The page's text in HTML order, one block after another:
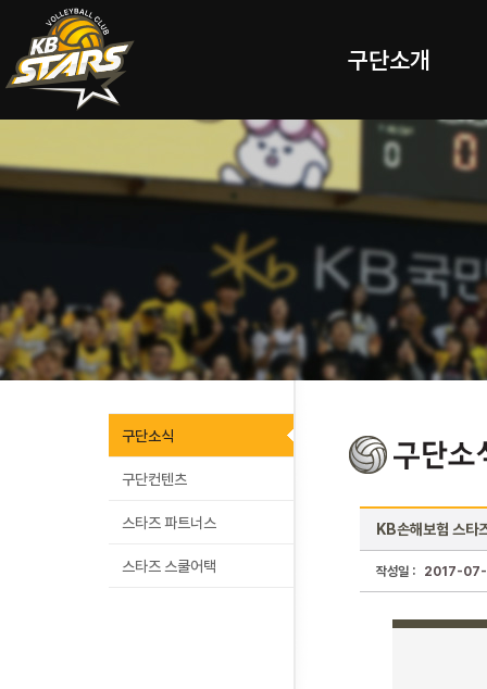
구단소개
구단소식
구단컨텐츠
스타즈 파트너스
스타즈 스쿨어택
KB손해보험 스타
작성일 : 2017-07-